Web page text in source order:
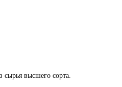
сырья высшего сорта.